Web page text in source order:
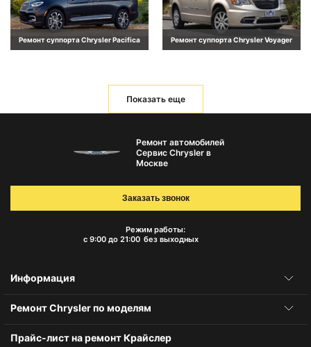
Ремонт суппорта Chrysler Pacifica Ремонт суппорта Chrysler Voyager
Показать еще
Ремонт автомобилей
Сервис Chrysler в
Москве
Режим работы:
с 9:00 до 21:00 без выходных
Заказать звонок
Информация
Ремонт Chrysler по моделям
Прайс-лист на ремонт Крайслер